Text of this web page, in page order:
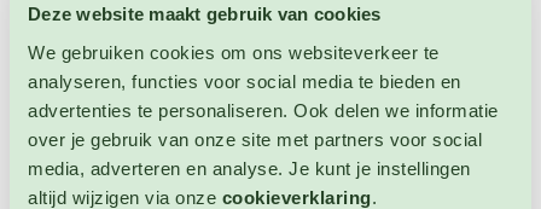
Deze website maakt gebruik van cookies
We gebruiken cookies om ons websiteverkeer te
analyseren, functies voor social media te bieden en
advertenties te personaliseren. Ook delen we informatie
over je gebruik van onze site met partners voor social
media, adverteren en analyse. Je kunt je instellingen
altijd wijzigen via onze cookieverklaring.
lekker in combinatie met: olijfolie, kaas, uien,
peterselie, basilicum, aardappelen, oregano, rundvlees,
lamsvlees, kip, rundergehakt, eieren, geitenkaas, rode
peper, varkensvlees, kokosnoot, knoflook,
cayennepeper, pasta en groenten zoals paprika, sla,
courgettes, tomaten, doperwten en prei. Niet
winterharde eenjarige.